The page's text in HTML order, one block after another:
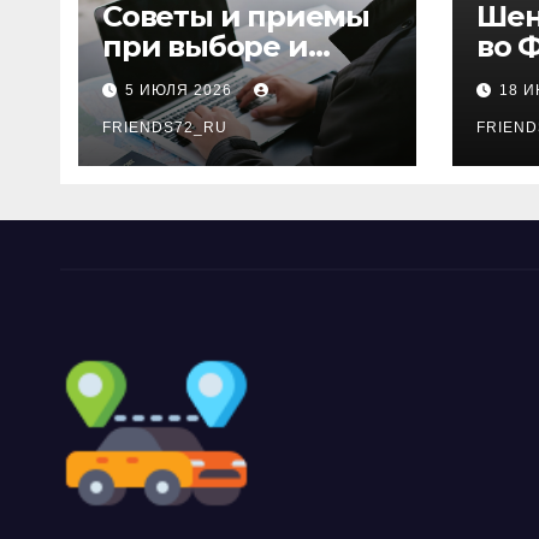
Советы и приемы
при выборе и
бронировании
авиабилетов
5 ИЮЛЯ 2026
FRIENDS72_RU
во
18